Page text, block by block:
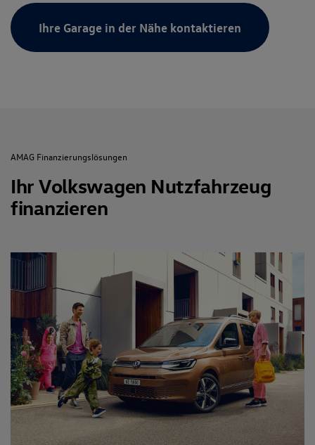
Ihre Garage in der Nähe kontaktieren
AMAG Finanzierungslösungen
Ihr Volkswagen Nutzfahrzeug
finanzieren